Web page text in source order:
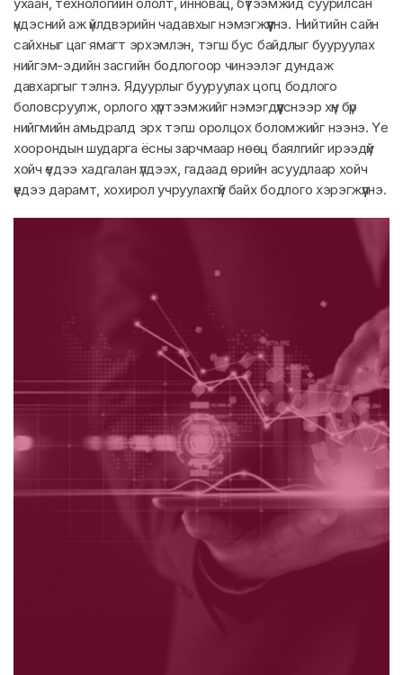
үндэсний аж үйлдвэрийн чадавхыг нэмэгжүүлнэ. Нийтийн сайн
сайхныг цаг ямагт эрхэмлэн, тэгш бус байдлыг бууруулах
нийгэм-эдийн засгийн бодлогоор чинээлэг дундаж
давхаргыг тэлнэ. Ядуурлыг бууруулах цогц бодлого
боловсруулж, орлого хүртээмжийг нэмэгдүүлснээр хүн бүр
нийгмийн амьдралд эрх тэгш оролцох боломжийг нээнэ. Үе
хоорондын шударга ёсны зарчмаар нөөц баялгийг ирээдүй
хойч үедээ хадгалан үлдээх, гадаад өрийн асуудлаар хойч
үедээ дарамт, хохирол учруулахгүй байх бодлого хэрэгжүүлнэ.